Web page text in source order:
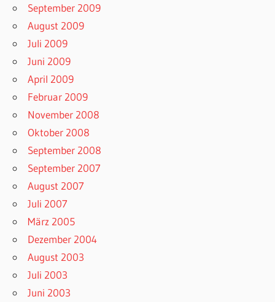
September 2009
August 2009
Juli 2009
Juni 2009
April 2009
Februar 2009
November 2008
Oktober 2008
September 2008
September 2007
August 2007
Juli 2007
März 2005
Dezember 2004
August 2003
Juli 2003
Juni 2003